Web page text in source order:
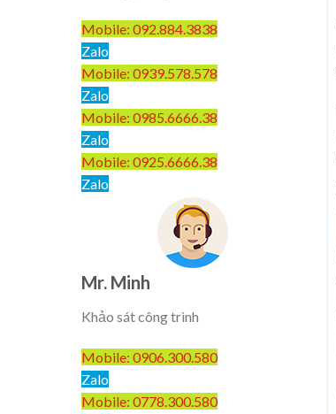
Mobile: 092.884.3838
Zalo
Mobile: 0939.578.578
Zalo
Mobile: 0985.6666.38
Zalo
Mobile: 0925.6666.38
Zalo
Mr. Minh
Khảo sát công trình
Mobile: 0906.300.580
Zalo
Mobile: 0778.300.580